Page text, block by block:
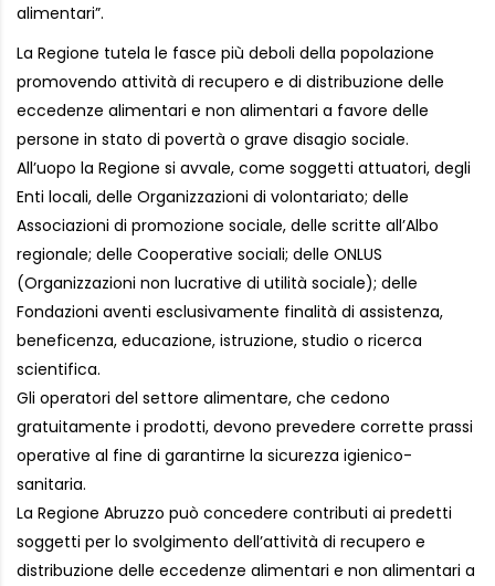
alimentari”.
La Regione tutela le fasce più deboli della popolazione
promovendo attività di recupero e di distribuzione delle
eccedenze alimentari e non alimentari a favore delle
persone in stato di povertà o grave disagio sociale.
All’uopo la Regione si avvale, come soggetti attuatori, degli
Enti locali, delle Organizzazioni di volontariato; delle
Associazioni di promozione sociale, delle scritte all’Albo
regionale; delle Cooperative sociali; delle ONLUS
(Organizzazioni non lucrative di utilità sociale); delle
Fondazioni aventi esclusivamente finalità di assistenza,
beneficenza, educazione, istruzione, studio o ricerca
scientifica.
Gli operatori del settore alimentare, che cedono
gratuitamente i prodotti, devono prevedere corrette prassi
operative al fine di garantirne la sicurezza igienico-
sanitaria.
La Regione Abruzzo può concedere contributi ai predetti
soggetti per lo svolgimento dell’attività di recupero e
distribuzione delle eccedenze alimentari e non alimentari a